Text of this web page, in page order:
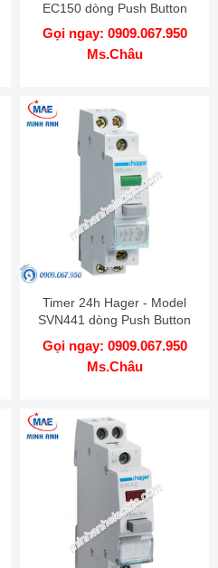
EC150 dòng Push Button
Gọi ngay: 0909.067.950
Ms.Châu
Timer 24h Hager - Model
SVN441 dòng Push Button
Gọi ngay: 0909.067.950
Ms.Châu